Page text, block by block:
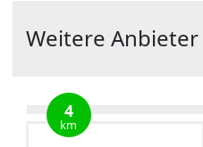
Weitere
4
km